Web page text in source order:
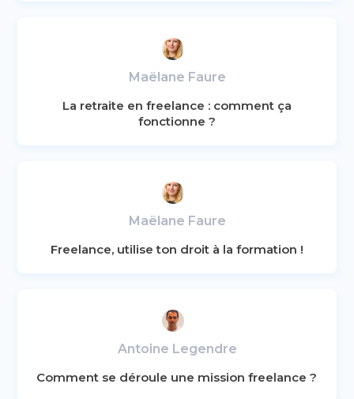
Maëlane Faure
La retraite en freelance : comment ça
fonctionne ?
Maëlane Faure
Freelance, utilise ton droit à la formation !
Antoine Legendre
Comment se déroule une mission freelance ?